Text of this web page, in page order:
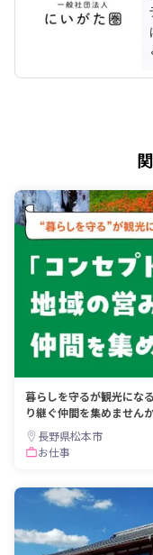
暮らしを守るが観光にな
り継ぐ仲間を集めません
長野県松本市
お仕事